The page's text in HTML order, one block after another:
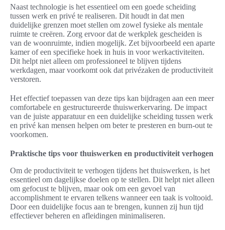
Naast technologie is het essentieel om een goede scheiding
tussen werk en privé te realiseren. Dit houdt in dat men
duidelijke grenzen moet stellen om zowel fysieke als mentale
ruimte te creëren. Zorg ervoor dat de werkplek gescheiden is
van de woonruimte, indien mogelijk. Zet bijvoorbeeld een aparte
kamer of een specifieke hoek in huis in voor werkactiviteiten.
Dit helpt niet alleen om professioneel te blijven tijdens
werkdagen, maar voorkomt ook dat privézaken de productiviteit
verstoren.
Het effectief toepassen van deze tips kan bijdragen aan een meer
comfortabele en gestructureerde thuiswerkervaring. De impact
van de juiste apparatuur en een duidelijke scheiding tussen werk
en privé kan mensen helpen om beter te presteren en burn-out te
voorkomen.
Praktische tips voor thuiswerken en productiviteit verhogen
Om de productiviteit te verhogen tijdens het thuiswerken, is het
essentieel om dagelijkse doelen op te stellen. Dit helpt niet alleen
om gefocust te blijven, maar ook om een gevoel van
accomplishment te ervaren telkens wanneer een taak is voltooid.
Door een duidelijke focus aan te brengen, kunnen zij hun tijd
effectiever beheren en afleidingen minimaliseren.